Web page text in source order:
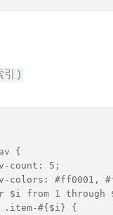
引)
{
count: 5;
colors: #ff0001,
$i from 1 through
.item-#{$i} {